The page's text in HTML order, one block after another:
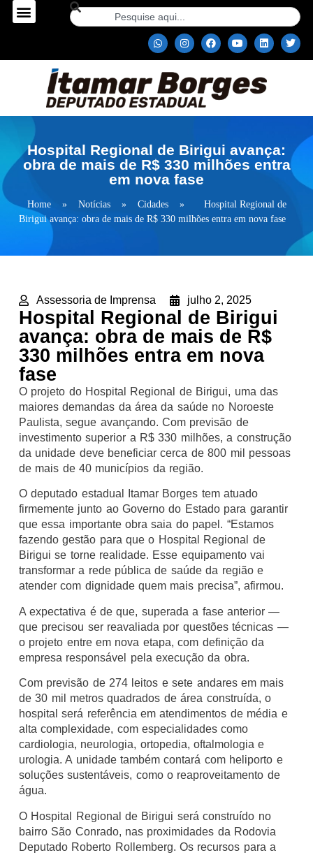
Hospital Regional de Birigui avança:
obra de mais de R$ 330 milhões entra
em nova fase
Home » Notícias » Cidades »
Hospital Regional de
Birigui avança: obra de mais de R$ 330 milhões entra em nova fase
Assessoria de Imprensa julho 2, 2025
Hospital Regional de Birigui
avança: obra de mais de R$
330 milhões entra em nova
fase
O projeto do Hospital Regional de Birigui, uma das
maiores demandas da área da saúde no Noroeste
Paulista, segue avançando. Com previsão de
investimento superior a R$ 330 milhões, a construção
da unidade deve beneficiar cerca de 800 mil pessoas
de mais de 40 municípios da região.
O deputado estadual Itamar Borges tem atuado
firmemente junto ao Governo do Estado para garantir
que essa importante obra saia do papel. “Estamos
fazendo gestão para que o Hospital Regional de
Birigui se torne realidade. Esse equipamento vai
transformar a rede pública de saúde da região e
atender com dignidade quem mais precisa”, afirmou.
A expectativa é de que, superada a fase anterior —
que precisou ser reavaliada por questões técnicas —
o projeto entre em nova etapa, com definição da
empresa responsável pela execução da obra.
Com previsão de 274 leitos e sete andares em mais
de 30 mil metros quadrados de área construída, o
hospital será referência em atendimentos de média e
alta complexidade, com especialidades como
cardiologia, neurologia, ortopedia, oftalmologia e
urologia. A unidade também contará com heliporto e
soluções sustentáveis, como o reaproveitamento de
água.
O Hospital Regional de Birigui será construído no
bairro São Conrado, nas proximidades da Rodovia
Deputado Roberto Rollemberg. Os recursos para a